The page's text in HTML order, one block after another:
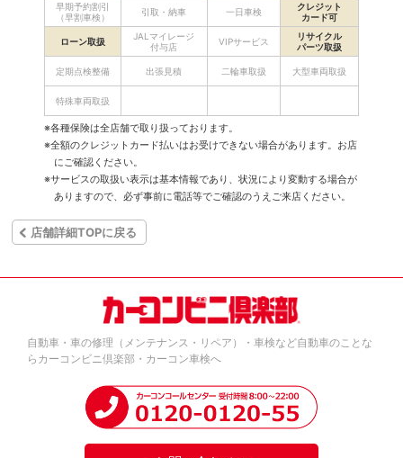
早期予約割引
（早割車検）
引取・納車 一日車検
クレジット
カード可
ローン取扱
JALマイレージ
付与店
VIPサービス
リサイクル
パーツ取扱
定期点検整備 出張見積 二輪車取扱 大型車両取扱
特殊車両取扱
※各種保険は全店舗で取り扱っております。
※全額のクレジットカード払いはお受けできない場合があります。お店
にご確認ください。
※サービスの取扱い表示は基本情報であり、状況により変動する場合が
ありますので、必ず事前に電話等でご確認のうえご来店ください。
店舗詳細TOPに戻る
自動車・車の修理（メンテナンス・リペア）・車検など自動車のことな
らカーコンビニ倶楽部・カーコン車検へ